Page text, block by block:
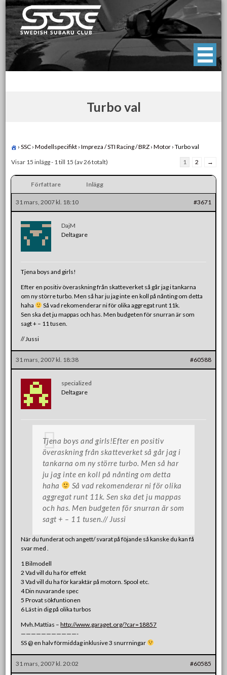
Skip
to
content
Swedish Subaru Club
För oss som älskar Subaru!
Turbo val
› SSC › Modellspecifikt › Impreza / STI Racing / BRZ › Motor › Turbo val
Visar 15 inlägg - 1 till 15 (av 26 totalt)
1 2 →
Författare Inlägg
31 mars, 2007 kl. 18:10 #3671
DajM
Deltagare
Tjena boys and girls!
Efter en positiv överaskning från skatteverket så går jag i tankarna
om ny större turbo. Men så har ju jag inte en koll på nånting om detta
haha
Så vad rekomenderar ni för olika aggregat runt 11k.
Sen ska det ju mappas och has. Men budgeten för snurran är som
sagt + – 11 tusen.
// Jussi
31 mars, 2007 kl. 18:38 #60588
specialized
Deltagare
Tjena boys and girls!Efter en positiv
överaskning från skatteverket så går jag i
tankarna om ny större turbo. Men så har
ju jag inte en koll på nånting om detta
haha
Så vad rekomenderar ni för olika
aggregat runt 11k. Sen ska det ju mappas
och has. Men budgeten för snurran är som
sagt + – 11 tusen.// Jussi
När du funderat och angett/ svarat på föjande så kanske du kan få
svar med .
1 Bilmodell
2 Vad vill du ha för effekt
3 Vad vill du ha för karaktär på motorn. Spool etc.
4 Din nuvarande spec
5 Provat sökfuntionen
6 Läst in dig på olika turbos
Mvh.Mattias –http://www.garaget.org/?car=18857
———————————-
SS @ en halv förmiddag inklusive 3 snurrningar
31 mars, 2007 kl. 20:02 #60585